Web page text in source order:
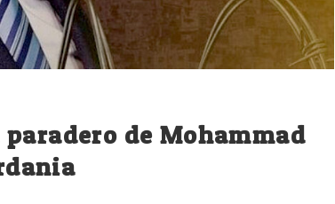
de Mohammad